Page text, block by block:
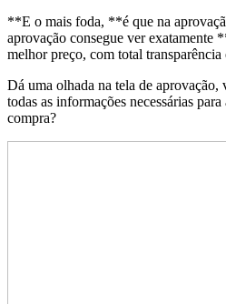
**E o mais foda, **é que na
aprovação consegue ver exatamente
melhor preço, com total transparência
Dá uma olhada na tela de aprovação,
todas as informações necessárias
compra?